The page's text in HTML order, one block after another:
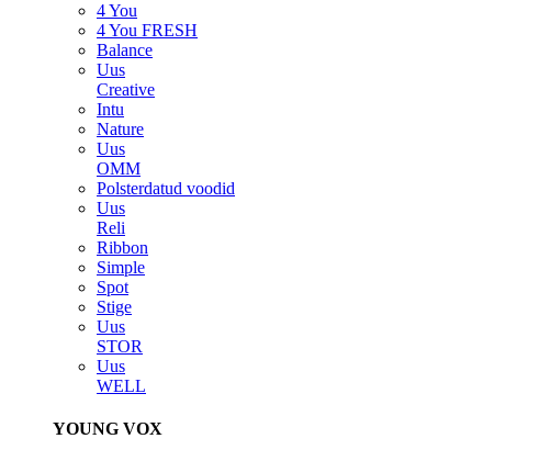
4 You
4 You FRESH
Balance
Uus
Creative
Intu
Nature
Uus
OMM
Polsterdatud voodid
Uus
Reli
Ribbon
Simple
Spot
Stige
Uus
STOR
Uus
WELL
YOUNG VOX